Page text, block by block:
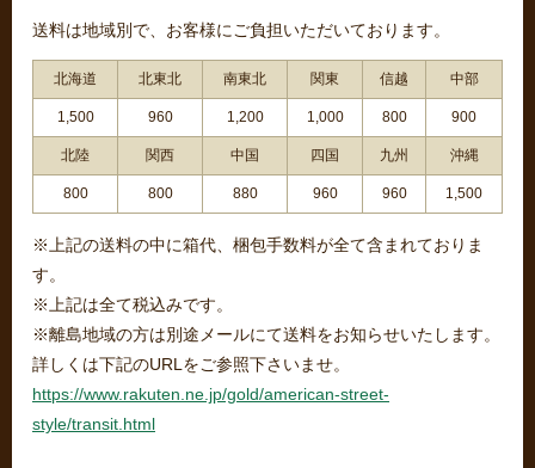
送料は地域別で、お客様にご負担いただいております。
北海道 北東北 南東北 関東 信越 中部
1,500 960 1,200 1,000 800 900
北陸 関西 中国 四国 九州 沖縄
800 800 880 960 960 1,500
※上記の送料の中に箱代、梱包手数料が全て含まれておりま
す。
※上記は全て税込みです。
※離島地域の方は別途メールにて送料をお知らせいたします。
詳しくは下記のURLをご参照下さいませ。
https://www.rakuten.ne.jp/gold/american-street-
style/transit.html